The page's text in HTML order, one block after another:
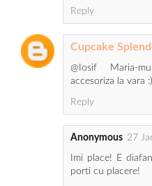
Reply
Cupcake
@Iosif Maria-
accesoriza la vara :)
Reply
Anonymous 27
Imi place! E
porti cu placere!